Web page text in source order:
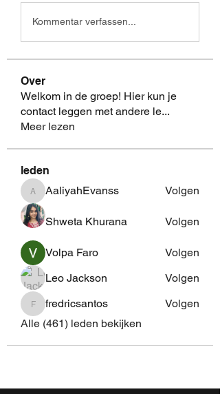
Kommentar verfassen...
Over
Welkom in de groep! Hier kun je
contact leggen met andere le...
Meer lezen
leden
AaliyahEvanss
AaliyahEvanss Volgen
Shweta Khurana Volgen
Volpa Faro
Volgen
Leo Jackson
Volgen
fredricsantos
fredricsantos
Volgen
Alle (461) leden bekijken